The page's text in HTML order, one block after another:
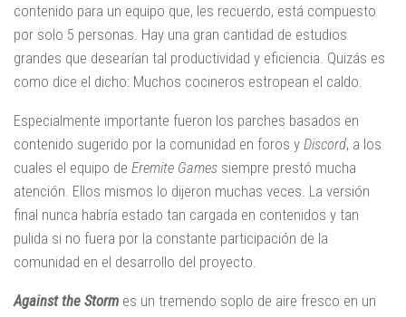
contenido para un equipo que, les recuerdo, está compuesto
por solo 5 personas. Hay una gran cantidad de estudios
grandes que desearían tal productividad y eficiencia. Quizás es
como dice el dicho: Muchos cocineros estropean el caldo.
Especialmente importante fueron los parches basados en
contenido sugerido por la comunidad en foros y Discord, a los
cuales el equipo de Eremite Games siempre prestó mucha
atención. Ellos mismos lo dijeron muchas veces. La versión
final nunca habría estado tan cargada en contenidos y tan
pulida si no fuera por la constante participación de la
comunidad en el desarrollo del proyecto.
Against the Storm es un tremendo soplo de aire fresco en un